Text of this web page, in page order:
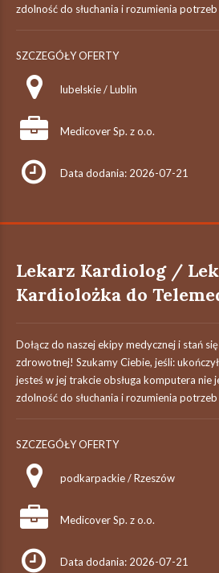
zdolność do słuchania i rozumienia potrzeb
SZCZEGÓŁY OFERTY
lubelskie / Lublin
Medicover Sp. z o.o.
Data dodania: 2026-07-21
Lekarz Kardiolog /
Kardiolożka do
Dołącz do naszej ekipy medycznej i stań
zdrowotnej! Szukamy Ciebie, jeśli:
jesteś w jej trakcie obsługa komputera nie
zdolność do słuchania i rozumienia potrzeb
SZCZEGÓŁY OFERTY
podkarpackie / Rzeszów
Medicover Sp. z o.o.
Data dodania: 2026-07-21